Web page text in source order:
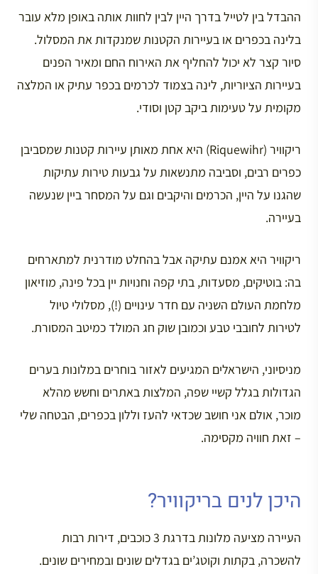
ההבדל בין לטייל בדרך היין לבין לחוות אותה באופן מלא עובר
בלינה בכפרים או בעיירות הקטנות שמנקדות את המסלול.
סיור קצר לא יכול להחליף את האירוח החם ומאיר הפנים
בעיירות הציוריות, לינה בצמוד לכרמים בכפר עתיק או המלצה
מקומית על טעימות ביקב קטן וסודי.
ריקוויר (Riquewihr) היא אחת מאותן עיירות קטנות שמסביבן
כפרים רבים, וסביבה מתנשאות על גבעות טירות עתיקות
שהגנו על היין, הכרמים והיקבים וגם על המסחר ביין שנעשה
בעיירה.
ריקוויר היא אמנם עתיקה אבל בהחלט מודרנית למתארחים
בה: בוטיקים, מסעדות, בתי קפה וחנויות יין בכל פינה, מוזיאון
מלחמת העולם השניה עם חדר עינויים (!), מסלולי טיול
לטירות לחובבי טבע וכמובן שוק חג המולד כמיטב המסורת.
מניסיוני, הישראלים המגיעים לאזור בוחרים במלונות בערים
הגדולות בגלל קשיי שפה, המלצות באתרים וחשש מהלא
מוכר, אולם אני חושב שכדאי להעז וללון בכפרים, הבטחה שלי
– זאת חוויה מקסימה.
היכן לנים בריקוויר?
העיירה מציעה מלונות בדרגת 3 כוכבים, דירות רבות
להשכרה, בקתות וקוטג’ים בגדלים שונים ובמחירים שונים.